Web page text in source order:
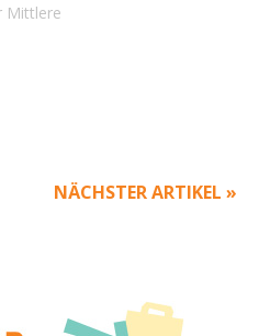
Mittlere
NÄCHSTER ARTIKEL »